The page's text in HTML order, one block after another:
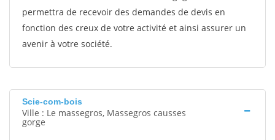
permettra de recevoir des demandes de devis en
fonction des creux de votre activité et ainsi assurer un
avenir à votre société.
Scie-com-bois
Ville : Le massegros, Massegros causses
gorge